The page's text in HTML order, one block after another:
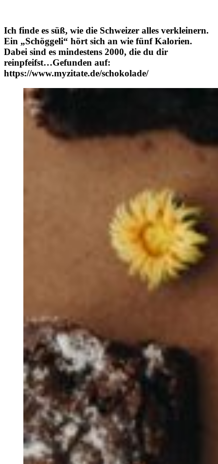
Ich finde es süß, wie die Schweizer alles verkleinern.
Ein „Schöggeli“ hört sich an wie fünf Kalorien.
Dabei sind es mindestens 2000, die du dir
reinpfeifst…Gefunden auf:
https://www.myzitate.de/schokolade/